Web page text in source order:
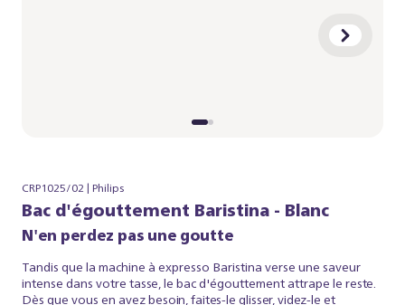
CRP1025/02 | Philips
Bac d'égouttement Baristina - Blanc
N'en perdez pas une goutte
Tandis que la machine à expresso Baristina verse une saveur
intense dans votre tasse, le bac d'égouttement attrape le reste.
Dès que vous en avez besoin, faites-le glisser, videz-le et